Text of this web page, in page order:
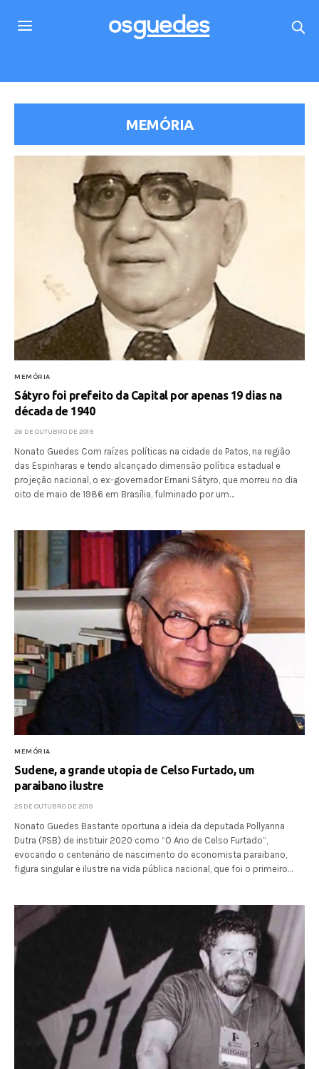
MEMÓRIA
MEMÓRIA
Sátyro foi prefeito da Capital por apenas 19 dias na
década de 1940
26 DE OUTUBRO DE 2019
Nonato Guedes Com raízes políticas na cidade de Patos, na região
das Espinharas e tendo alcançado dimensão política estadual e
projeção nacional, o ex-governador Ernani Sátyro, que morreu no dia
oito de maio de 1986 em Brasília, fulminado por um…
MEMÓRIA
Sudene, a grande utopia de Celso Furtado, um
paraibano ilustre
25 DE OUTUBRO DE 2019
Nonato Guedes Bastante oportuna a ideia da deputada Pollyanna
Dutra (PSB) de instituir 2020 como “O Ano de Celso Furtado”,
evocando o centenário de nascimento do economista paraibano,
figura singular e ilustre na vida pública nacional, que foi o primeiro…